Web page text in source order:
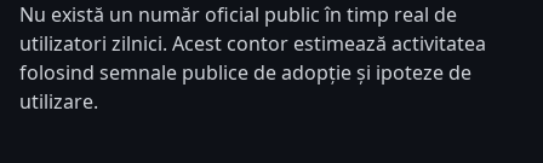
Nu există un număr oficial public în timp real de
utilizatori zilnici. Acest contor estimează activitatea
folosind semnale publice de adopție și ipoteze de
utilizare.